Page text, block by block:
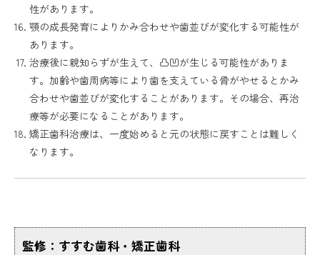
性があります。
顎の成長発育によりかみ合わせや歯並びが変化する可能性が
あります。
治療後に親知らずが生えて、凸凹が生じる可能性がありま
す。加齢や歯周病等により歯を支えている骨がやせるとかみ
合わせや歯並びが変化することがあります。その場合、再治
療等が必要になることがあります。
矯正歯科治療は、一度始めると元の状態に戻すことは難しく
なります。
監修：すすむ歯科・矯正歯科